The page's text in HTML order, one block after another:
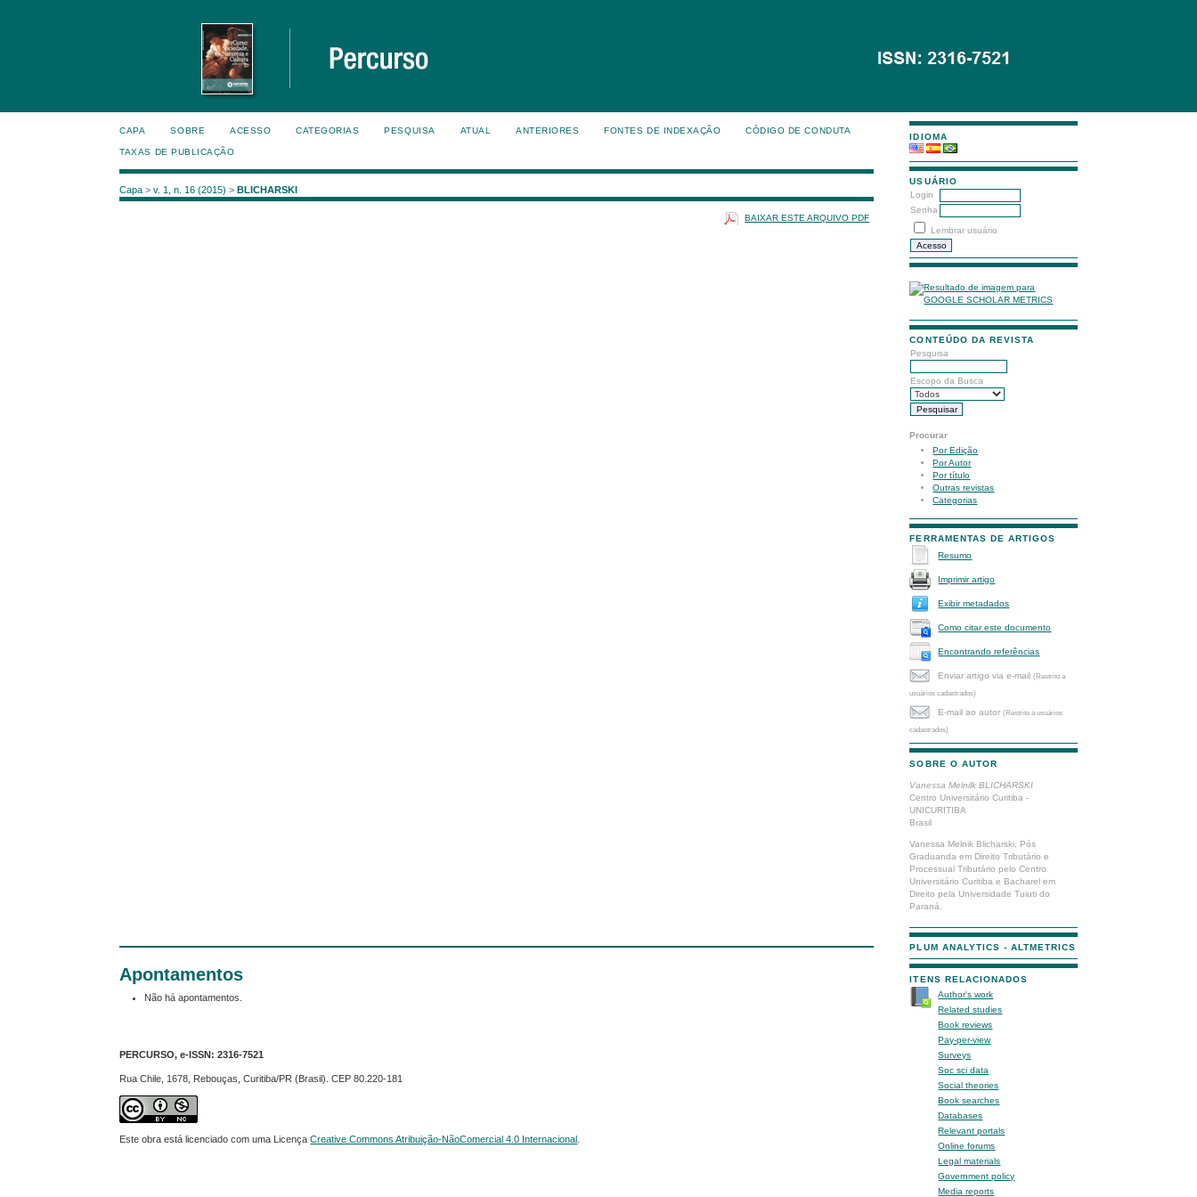
IDIOMA
USUÁRIO
Login
Senha
Lembrar usuário
CONTEÚDO DA REVISTA
Pesquisa
Escopo da Busca
Procurar
Por Edição
Por Autor
Por título
Outras revistas
Categorias
FERRAMENTAS DE ARTIGOS
Resumo
Imprimir artigo
Exibir metadados
Como citar este documento
Encontrando referências
Enviar artigo via e-mail(Restrito a
usuários cadastrados)
E-mail ao autor(Restrito a usuários
cadastrados)
SOBRE O AUTOR
Vanessa Melnilk BLICHARSKI
Centro Universitário Curitiba -
UNICURITIBA
Brasil
Vanessa Melnik Blicharski, Pós
Graduanda em Direito Tributário e
Processual Tributário pelo Centro
Universitário Curitiba e Bacharel em
Direito pela Universidade Tuiuti do
Paraná.
PLUM ANALYTICS - ALTMETRICS
ITENS RELACIONADOS
Author's work
Related studies
Book reviews
Pay-per-view
Surveys
Soc sci data
Social theories
Book searches
Databases
Relevant portals
Online forums
Legal materials
Government policy
Media reports
CAPA SOBRE ACESSO CATEGORIAS PESQUISA ATUAL ANTERIORES FONTES DE INDEXAÇÃO CÓDIGO DE CONDUTA
TAXAS DE PUBLICAÇÃO
Capa >v. 1, n. 16 (2015) >BLICHARSKI
BAIXAR ESTE ARQUIVO PDF
Apontamentos
Não há apontamentos.
PERCURSO, e-ISSN:2316-7521
Rua Chile, 1678, Rebouças, Curitiba/PR (Brasil). CEP 80.220-181
Este obra está licenciado com uma LicençaCreative Commons Atribuição-NãoComercial 4.0 Internacional